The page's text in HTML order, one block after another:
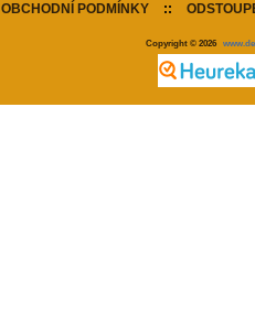
OBCHODNÍ PODMÍNKY ::
Copyright © 2026